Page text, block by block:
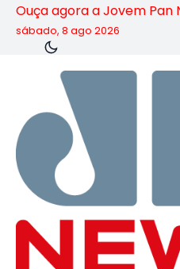
Ouça agora a Jovem Pan
sábado, 8 ago 2026